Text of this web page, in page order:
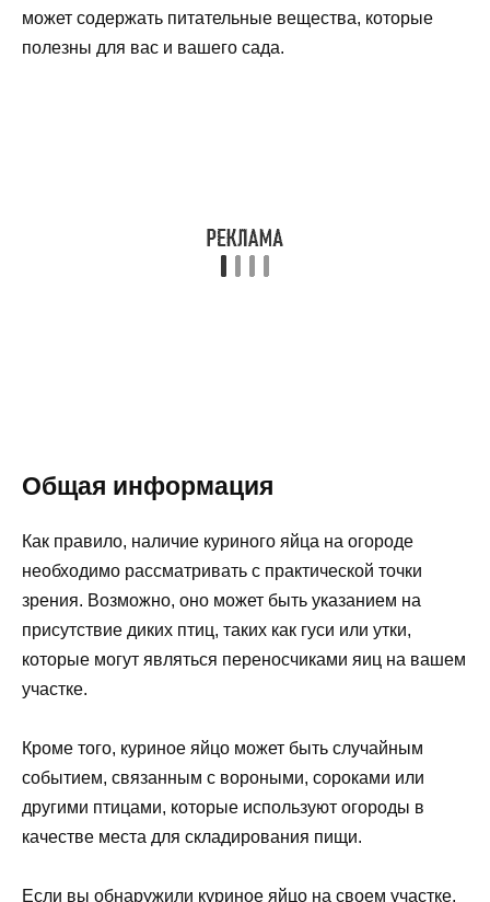
может содержать питательные вещества, которые
полезны для вас и вашего сада.
Общая информация
Как правило, наличие куриного яйца на огороде
необходимо рассматривать с практической точки
зрения. Возможно, оно может быть указанием на
присутствие диких птиц, таких как гуси или утки,
которые могут являться переносчиками яиц на вашем
участке.
Кроме того, куриное яйцо может быть случайным
событием, связанным с вороными, сороками или
другими птицами, которые используют огороды в
качестве места для складирования пищи.
Если вы обнаружили куриное яйцо на своем участке,